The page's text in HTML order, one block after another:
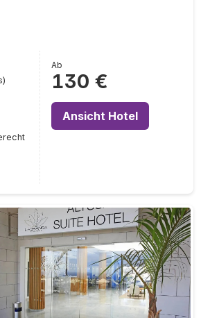
Ab
130 €
Ansicht Hotel